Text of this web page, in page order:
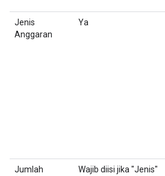
Jenis
Anggaran
Ya
Jumlah
Wajib diisi jika "Jenis"